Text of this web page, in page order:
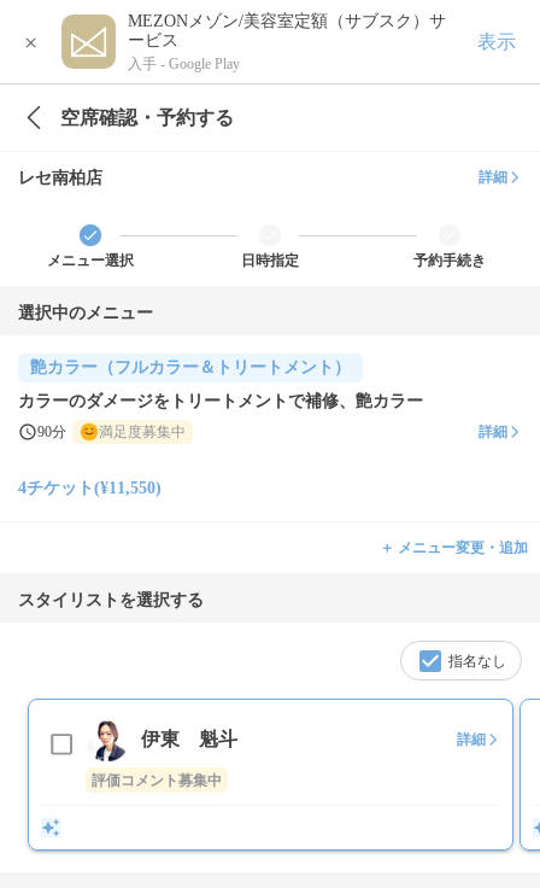
×
MEZONメゾン/美容室定額（サブスク）サ
ービス
入手 - Google Play
表示
空席確認・予約する
レセ南柏店 詳細
メニュー選択 日時指定 予約手続き
選択中のメニュー
艶カラー（フルカラー＆トリートメント）
カラーのダメージをトリートメントで補修、艶カラー
90分 満足度募集中 詳細
4チケット(¥11,550)
＋ メニュー変更・追加
スタイリストを選択する
指名なし
伊東 魁斗 詳細
評価コメント募集中